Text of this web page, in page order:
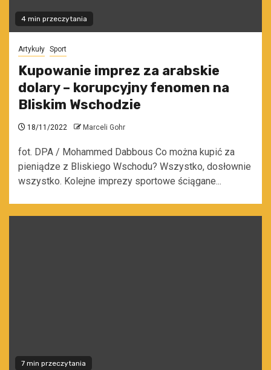
4 min przeczytania
Artykuły Sport
Kupowanie imprez za arabskie
dolary – korupcyjny fenomen na
Bliskim Wschodzie
18/11/2022 Marceli Gohr
fot. DPA / Mohammed Dabbous Co można kupić za
pieniądze z Bliskiego Wschodu? Wszystko, dosłownie
wszystko. Kolejne imprezy sportowe ściągane...
7 min przeczytania